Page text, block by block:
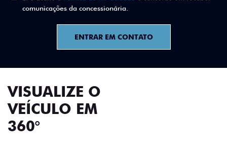
comunicações da concessionária.
ENTRAR EM CONTATO
VISUALIZE O
VEÍCULO EM
360°